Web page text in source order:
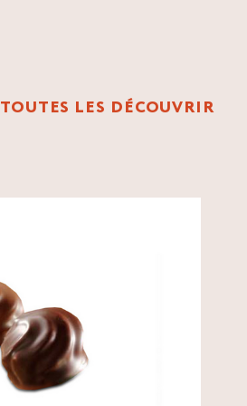
TOUTES LES DÉCOUVRIR